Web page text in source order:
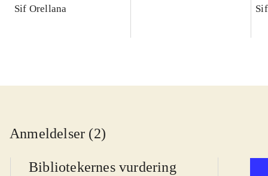
til familier med børn
Sif Orellana
til
Anmeldelser (2)
Bibliotekernes vurdering